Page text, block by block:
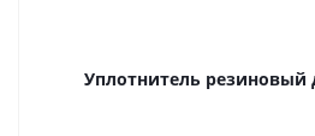
Уплотнитель резиновый